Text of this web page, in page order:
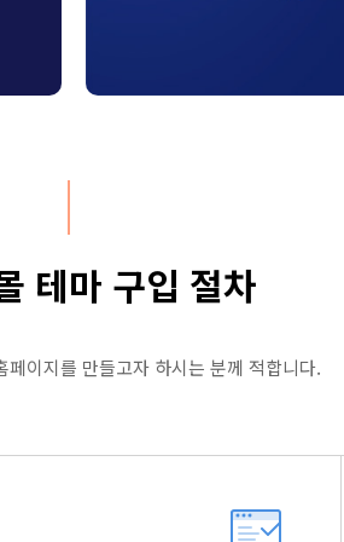
테마 구입 절차
페이지를 만들고자 하시는 분께 적합니다.